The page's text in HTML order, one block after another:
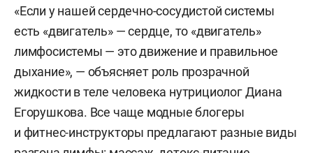
«Если у нашей сердечно-сосудистой системы
есть «двигатель» — сердце, то «двигатель»
лимфосистемы — это движение и правильное
дыхание», — объясняет роль прозрачной
жидкости в теле человека нутрициолог Диана
Егорушкова. Все чаще модные блогеры
и фитнес-инструкторы предлагают разные виды